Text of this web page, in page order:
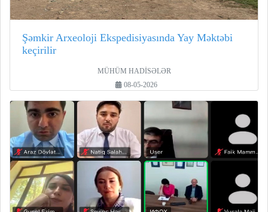
Şəmkir Arxeoloji Ekspedisiyasında Yay Məktəbi
keçirilir
MÜHÜM HADİSƏLƏR
08-05-2026